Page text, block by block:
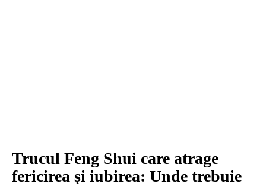
Trucul Feng Shui care atrage
fericirea și iubirea: Unde trebuie